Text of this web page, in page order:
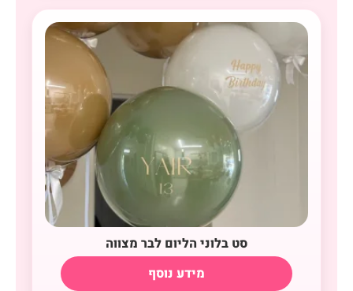
סט בלוני הליום לבר מצווה
מידע נוסף